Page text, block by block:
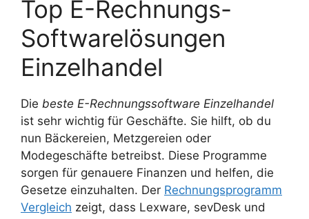
Top E-Rechnungs-
Softwarelösungen
Einzelhandel
Die beste E-Rechnungssoftware Einzelhandel
ist sehr wichtig für Geschäfte. Sie hilft, ob du
nun Bäckereien, Metzgereien oder
Modegeschäfte betreibst. Diese Programme
sorgen für genauere Finanzen und helfen, die
Gesetze einzuhalten. Der Rechnungsprogramm
Vergleich zeigt, dass Lexware, sevDesk und